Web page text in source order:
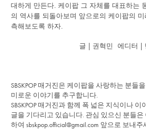
대하게 만든다. 케이팝 그 자체를 대표하는
의 역사를 되돌아보며 앞으로의 케이팝의
측해보도록 하자.
글 | 권혁민 에디터 |
SBSKPOP 매거진은 케이팝을 사랑하는 분들
미로운 이야기를 추구합니다.
SBSKPOP 매거진과 함께 폭 넓은 지식이나
글을 기다리고 있습니다. 관심 있으신 분들은
하여 sbskpop.official@gmail.com 앞으로 보내